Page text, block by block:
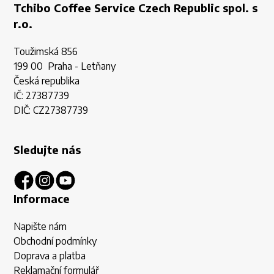
Tchibo Coffee Service Czech Republic spol. s
r.o.
Toužimská 856
199 00 Praha - Letňany
Česká republika
IČ: 27387739
DIČ: CZ27387739
Sledujte nás
Informace
Napište nám
Obchodní podmínky
Doprava a platba
Reklamační formulář